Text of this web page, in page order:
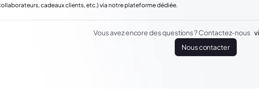
cadeaux clients, etc.) via notre plateforme dédiée.
Vous avez encore des questions ? Contactez-nous
Nous contacter